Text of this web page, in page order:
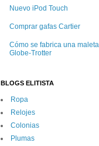
Nuevo iPod Touch
Comprar gafas Cartier
Cómo se fabrica una maleta
Globe-Trotter
BLOGS ELITISTA
Ropa
Relojes
Colonias
Plumas